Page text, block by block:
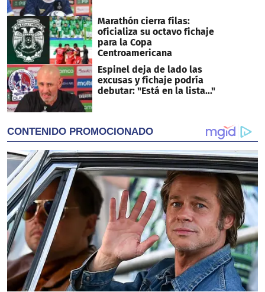
Marathón cierra filas:
oficializa su octavo fichaje
para la Copa
Centroamericana
Espinel deja de lado las
excusas y fichaje podría
debutar: "Está en la lista..."